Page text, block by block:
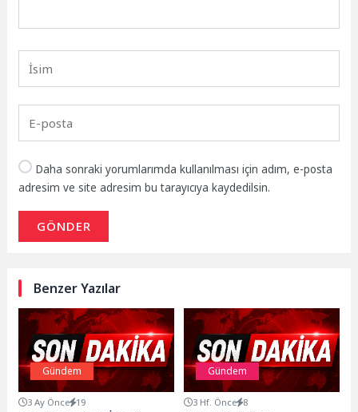
Daha sonraki yorumlarımda kullanılması için adım, e-posta
adresim ve site adresim bu tarayıcıya kaydedilsin.
GÖNDER
Benzer Yazılar
Gündem
3 Ay Önce 19
Gündem
3 Hf. Önce 8